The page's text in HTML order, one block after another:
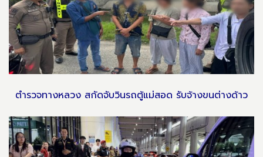
ตำรวจทางหลวง สกัดจับวินรถตู้แม่สอด รับจ้างขนต่างด้าว